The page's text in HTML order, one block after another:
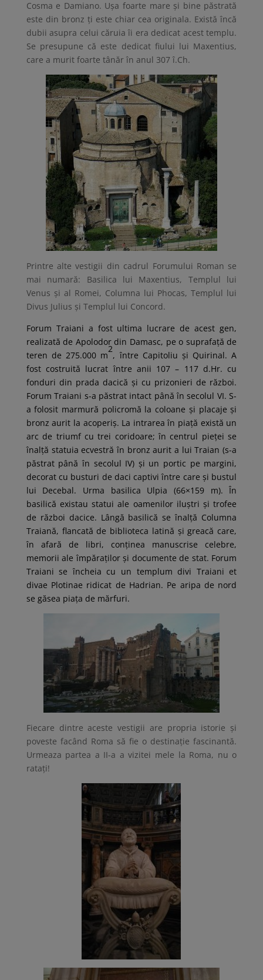
Cosma e Damiano. Ușa foarte mare și bine păstrată
este din bronz ți este chiar cea originala. Există încă
dubii asupra celui căruia îi era dedicat acest templu.
Se presupune că este dedicat fiului lui Maxentius,
care a murit foarte tânăr în anul 307 î.Ch.
Printre alte vestigii din cadrul Forumului Roman se
mai numară: Basilica lui Maxentius, Templul lui
Venus și al Romei, Columna lui Phocas, Templul lui
Divus Julius și Templul lui Concord.
Forum Traiani a fost ultima lucrare de acest gen,
realizată de Apolodor din Damasc, pe o suprafață de
teren de 275.000 m
2
, între Capitoliu și Quirinal. A
fost costruită lucrat între anii 107 – 117 d.Hr. cu
fonduri din prada dacică și cu prizonieri de război.
Forum Traiani s-a păstrat intact până în secolul VI. S-
a folosit marmură policromă la coloane și placaje și
bronz aurit la acoperiș. La intrarea în piață există un
arc de triumf cu trei coridoare; în centrul pieței se
înalță statuia ecvestră în bronz aurit a lui Traian (s-a
păstrat până în secolul IV) și un portic pe margini,
decorat cu busturi de daci captivi între care și bustul
lui Decebal. Urma basilica Ulpia (66×159 m). În
basilică existau statui ale oamenilor iluștri și trofee
de război dacice. Lângă basilică se înalță Columna
Traiană, flancată de biblioteca latină și greacă care,
în afară de libri, conținea manuscrise celebre,
memorii ale împăraților și documente de stat. Forum
Traiani se încheia cu un templum divi Traiani et
divae Plotinae ridicat de Hadrian. Pe aripa de nord
se găsea piața de mărfuri.
Fiecare dintre aceste vestigii are propria istorie și
poveste facând Roma să fie o destinație fascinantă.
Urmeaza partea a II-a a vizitei mele la Roma, nu o
ratați!